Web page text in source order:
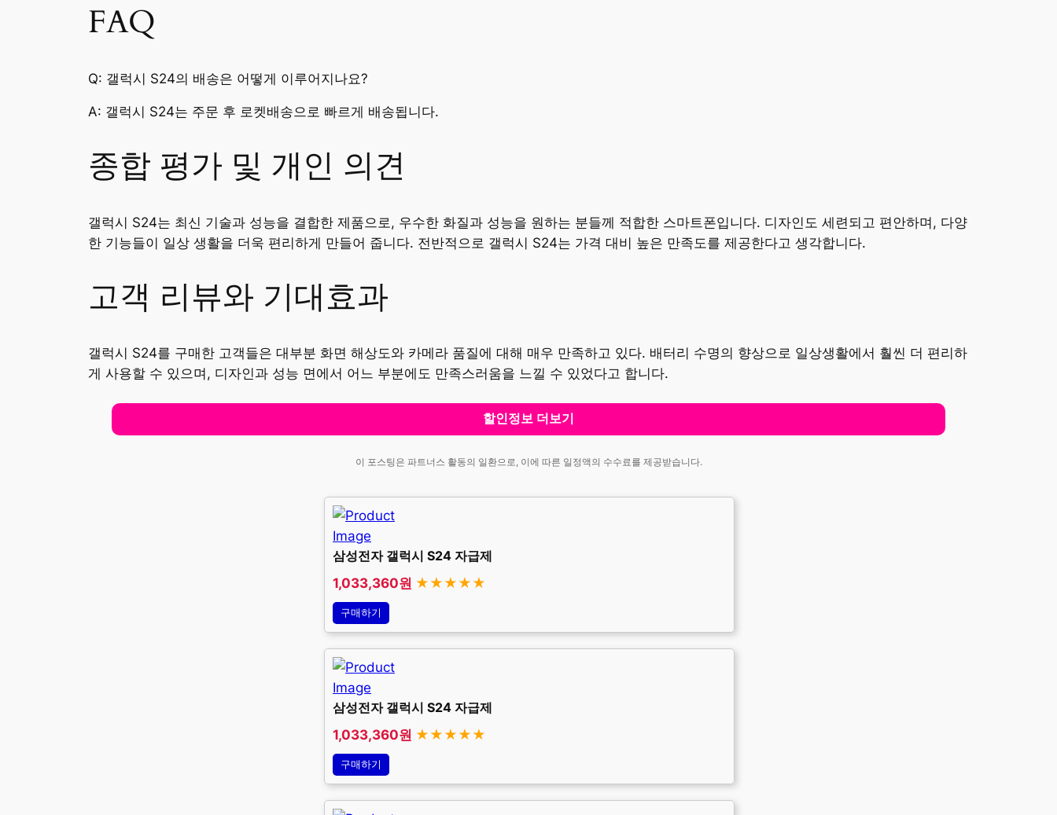
FAQ
Q: 갤럭시 S24의 배송은 어떻게 이루어지나요?
A: 갤럭시 S24는 주문 후 로켓배송으로 빠르게 배송됩니다.
종합 평가 및 개인 의견
갤럭시 S24는 최신 기술과 성능을 결합한 제품으로, 우수한 화질과 성능을 원하는 분들께 적합한 스마트폰입니다. 디자인도 세련되고 편안하며, 다양
한 기능들이 일상 생활을 더욱 편리하게 만들어 줍니다. 전반적으로 갤럭시 S24는 가격 대비 높은 만족도를 제공한다고 생각합니다.
고객 리뷰와 기대효과
갤럭시 S24를 구매한 고객들은 대부분 화면 해상도와 카메라 품질에 대해 매우 만족하고 있다. 배터리 수명의 향상으로 일상생활에서 훨씬 더 편리하
게 사용할 수 있으며, 디자인과 성능 면에서 어느 부분에도 만족스러움을 느낄 수 있었다고 합니다.
할인정보 더보기
이 포스팅은 파트너스 활동의 일환으로, 이에 따른 일정액의 수수료를 제공받습니다.
삼성전자 갤럭시 S24 자급제
1,033,360원 ★★★★★
구매하기
삼성전자 갤럭시 S24 자급제
1,033,360원 ★★★★★
구매하기